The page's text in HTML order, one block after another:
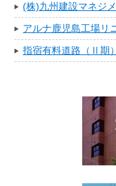
(株)九州建設マネジ
アルナ鹿児島工場リ
指宿有料道路（Ⅱ期